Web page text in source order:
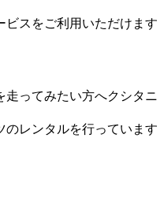
ビスをご利用いただけます
走ってみたい方へクシタニ
のレンタルを行っています